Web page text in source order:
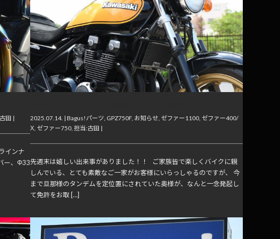
田 |
インナ
ー、Φ33
2025.07.14. |Bagus!パーツ, GPZ750F, お知らせ, ゼファー1100, ゼファー400/
Χ, ゼファー750,担当:古田 |
先週末は嬉しい出来事がありました！！ ご家族皆で楽しくバイクに親
しんでいる、とても素敵なご一家がお客様にいらっしゃるのですが、 今
まで旦那様のタンデムを定位置にされていた奥様が、なんと一念発起し
て免許をお取 […]